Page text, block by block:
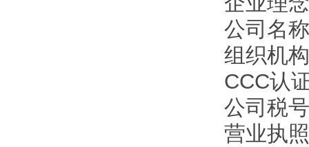
公司名
组织机
CCC认
公司税
营业执